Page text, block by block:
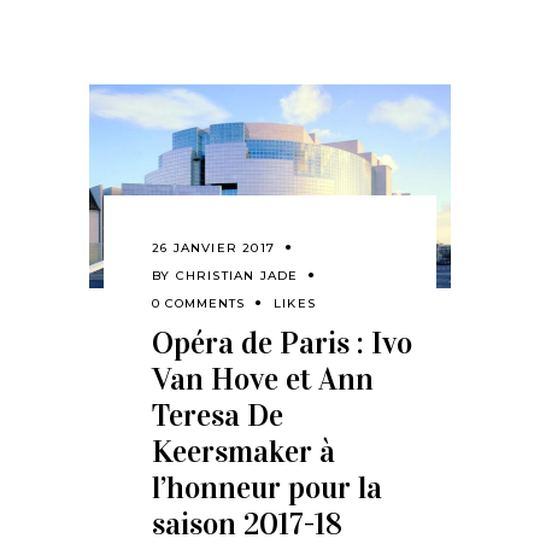
26 JANVIER 2017
BY CHRISTIAN JADE
0 COMMENTS
LIKES
Opéra de Paris : Ivo
Van Hove et Ann
Teresa De
Keersmaker à
l’honneur pour la
saison 2017-18